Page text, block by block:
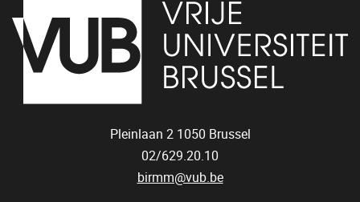
Pleinlaan 2 1050 Brussel
02/629.20.10
birmm@vub.be